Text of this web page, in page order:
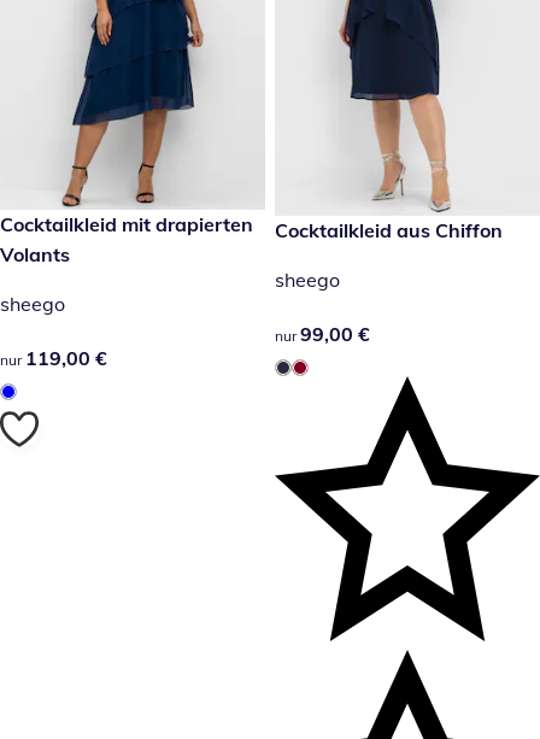
119,00 €
Cocktailkleid mit drapierten
Volants
sheego
119,00 €
nur 119,00 €
99,00 €
Cocktailkleid aus Chiffon
sheego
99,00 €
nur 99,00 €